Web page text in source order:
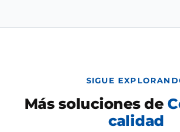
SIGUE
Más soluciones de
calidad